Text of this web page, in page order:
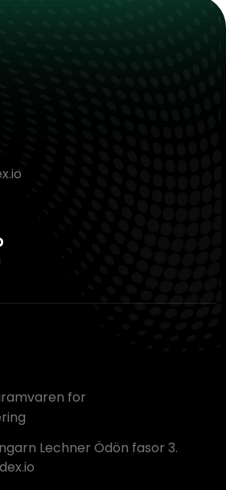
for
Lechner Ödön fasor 3.